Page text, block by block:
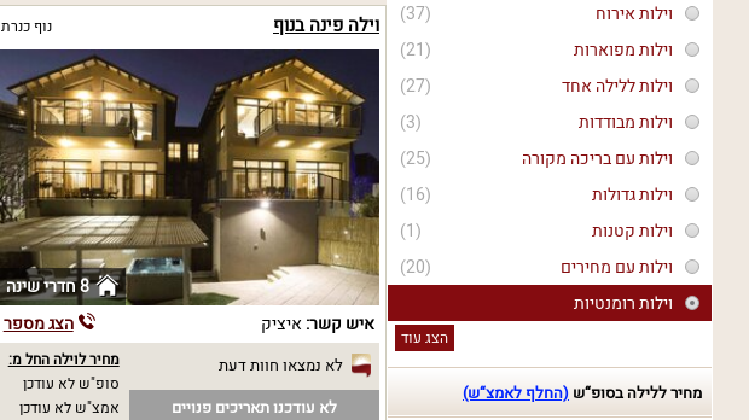
(37)
וילות אירוח
(21)
וילות מפוארות
(27)
וילות ללילה אחד
(3)
וילות מבודדות
(25)
וילות עם בריכה מקורה
(16)
וילות גדולות
(1)
וילות קטנות
(20)
וילות עם מחירים
וילות רומנטיות
הצג עוד
מחיר ללילה בסופ“ש (החלף לאמצ“ש)
וילה פינה בנוף נוף כנרת
8 חדרי שינה
איש קשר: איציק הצג מספר
לא נמצאו חוות דעת
לא עודכנו תאריכים פנויים
מחיר לוילה החל מ:
סופ"ש לא עודכן
אמצ"ש לא עודכן